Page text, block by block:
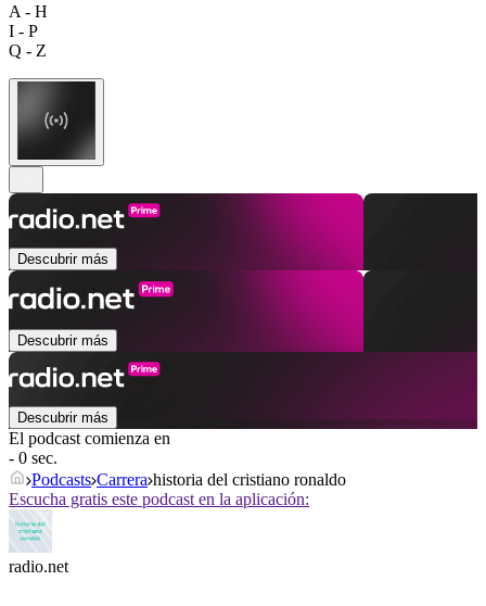
A - H
I - P
Q - Z
Descubrir más
Descubrir más
Descubrir más
El podcast comienza en
- 0 sec.
Podcasts Carrera historia del cristiano ronaldo
Escucha gratis este podcast en la aplicación:
radio.net